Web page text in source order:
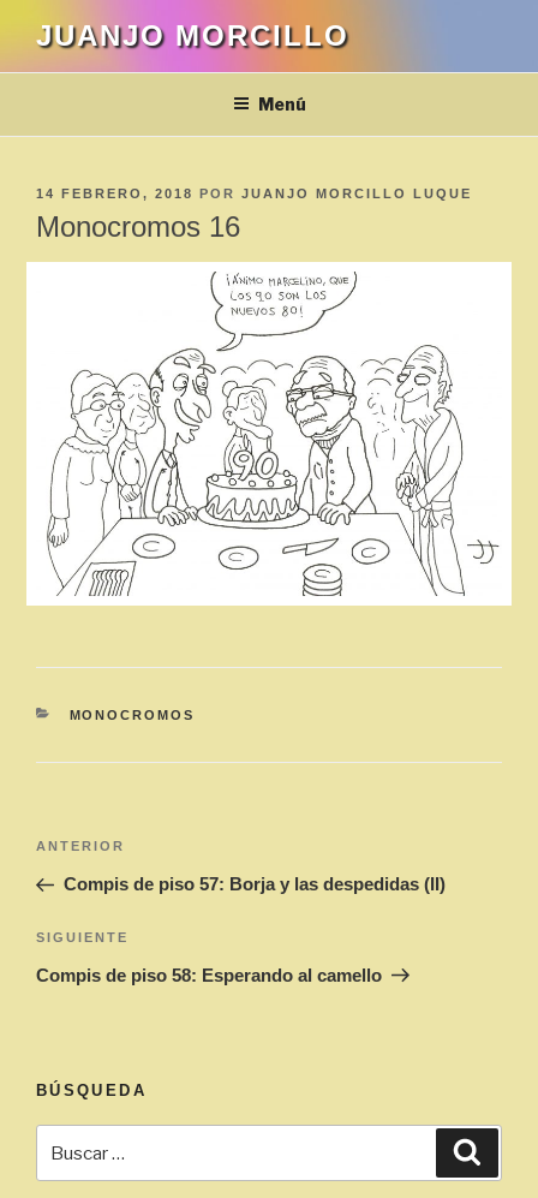
contenido
JUANJO MORCILLO
Menú
PUBLICADO
EL
14 FEBRERO, 2018 POR JUANJO MORCILLO LUQUE
Monocromos 16
CATEGORÍAS
MONOCROMOS
entradas
Entrada
anterior:
ANTERIOR
Compis de piso 57: Borja y las despedidas (II)
Siguiente
entrada
SIGUIENTE
Compis de piso 58: Esperando al camello
BÚSQUEDA
por: